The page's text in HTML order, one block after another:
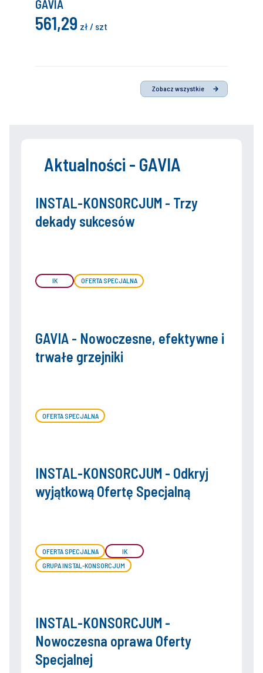
GAVIA
561,29 zł / szt
Zobacz wszystkie
Aktualności - GAVIA
INSTAL-KONSORCJUM - Trzy
dekady sukcesów
IK OFERTA SPECJALNA
GAVIA - Nowoczesne, efektywne i
trwałe grzejniki
OFERTA SPECJALNA
INSTAL-KONSORCJUM - Odkryj
wyjątkową Ofertę Specjalną
OFERTA SPECJALNA
IK
GRUPA INSTAL-KONSORCJUM
INSTAL-KONSORCJUM -
Nowoczesna oprawa Oferty
Specjalnej